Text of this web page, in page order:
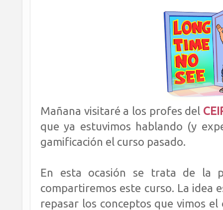
Mañana visitaré a los profes del
que ya estuvimos hablando (y
gamificación el curso pasado.
En esta ocasión se trata de la
compartiremos este curso. La idea
repasar los conceptos que vimos